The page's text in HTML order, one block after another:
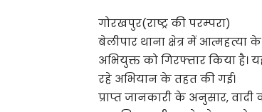
गोरखपुर(राष्ट्र की परम्परा)
बेलीपार थाना क्षेत्र में
अभियुक्त को गिरफ्तार किया है।
रहे अभियान के तहत की गई।
प्राप्त जानकारी के अनुसार, वादी